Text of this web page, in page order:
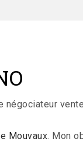
négociateur
Mouvaux. Mon